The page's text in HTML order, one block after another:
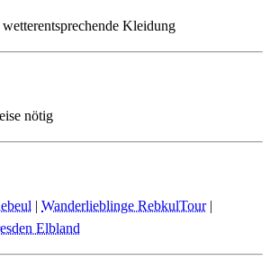
Kleidung
nötig
| Wanderlieblinge RebkulTour|
Elbland